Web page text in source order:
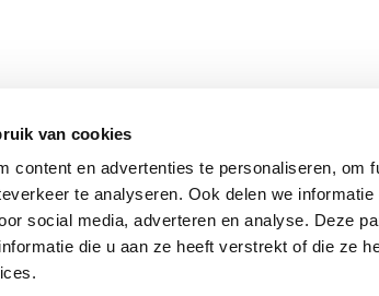
van cookies
content en advertenties te personaliseren, om
te analyseren. Ook delen we
social media, adverteren en analyse. Deze
die u aan ze heeft verstrekt of die ze